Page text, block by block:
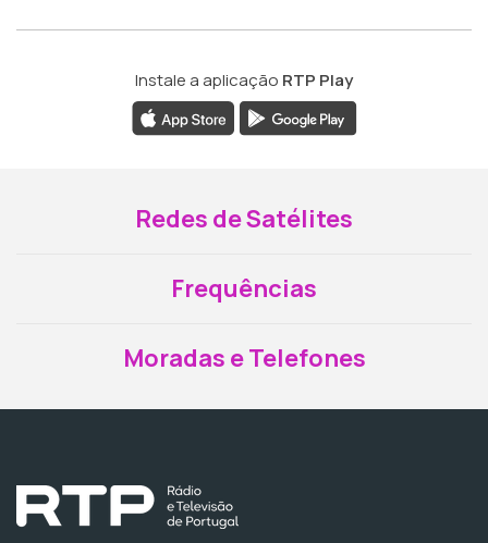
Instale a aplicação RTP Play
Redes de Satélites
Frequências
Moradas e Telefones